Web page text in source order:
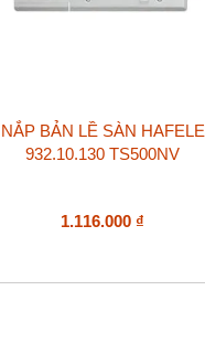
NẮP BẢN LỀ SÀN HAFELE
932.10.130 TS500NV
1.116.000 ₫